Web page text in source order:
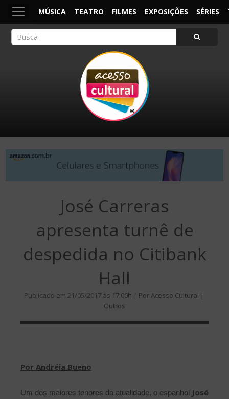
MÚSICA TEATRO FILMES EXPOSIÇÕES SÉRIES
José Carreras
apresenta turnê de
despedida no Citibank
Hall
Publicado em 21/05/2017 às 17:00h | Por Acesso Cultural |
Outros
Por Andréia Bueno
Um dos maiores tenores da atualidade, o espanhol José